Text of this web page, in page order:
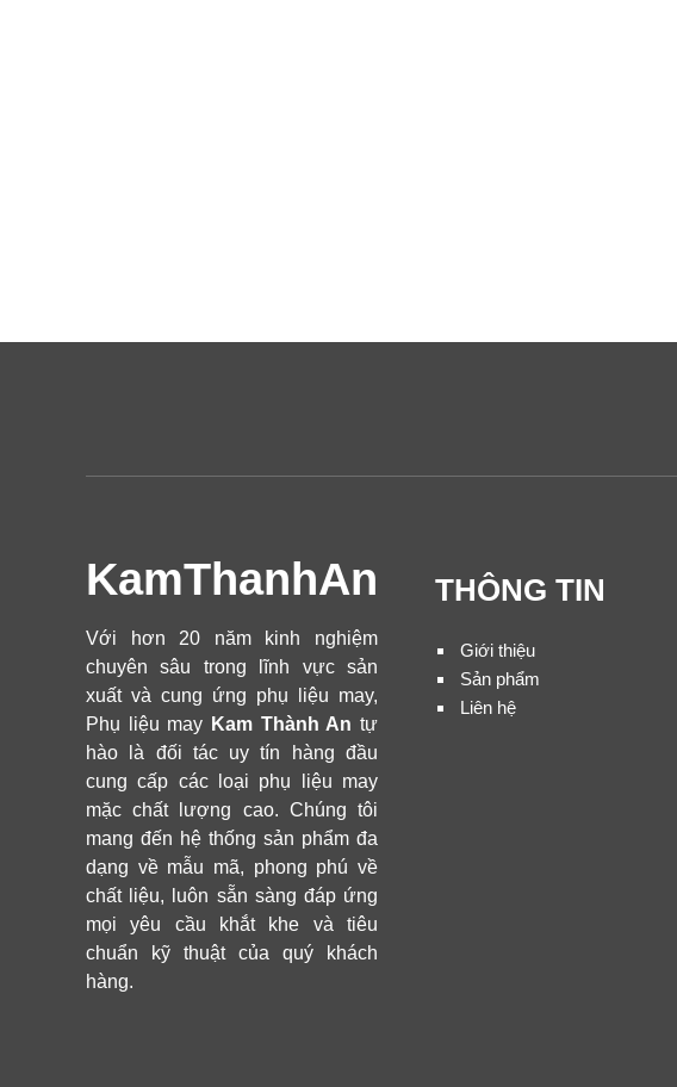
KamThanhAn
Với hơn 20 năm kinh nghiệm
chuyên sâu trong lĩnh vực sản
xuất và cung ứng phụ liệu may,
Phụ liệu may Kam Thành An tự
hào là đối tác uy tín hàng đầu
cung cấp các loại phụ liệu may
mặc chất lượng cao. Chúng tôi
mang đến hệ thống sản phẩm đa
dạng về mẫu mã, phong phú về
chất liệu, luôn sẵn sàng đáp ứng
mọi yêu cầu khắt khe và tiêu
chuẩn kỹ thuật của quý khách
hàng.
THÔNG TIN
Giới thiệu
Sản phẩm
Liên hệ